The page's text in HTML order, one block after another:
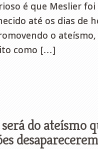
é que Meslier
até os dias de
o
como […]
do ateísmo